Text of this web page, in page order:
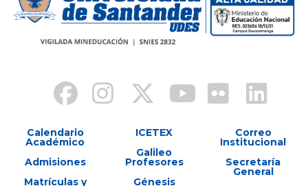
Calendario
Académico
Admisiones
Matrículas y
ICETEX
Galileo
Profesores
Génesis
Correo
Institucional
Secretaría
General